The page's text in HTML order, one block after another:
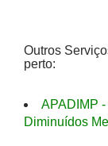
Outros
perto:
APADIMP
Diminuídos